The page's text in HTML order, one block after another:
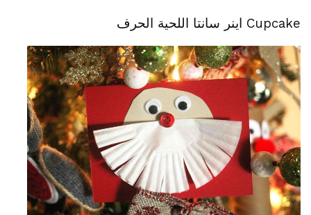
Cupcake اينر سانتا اللحية الحرف